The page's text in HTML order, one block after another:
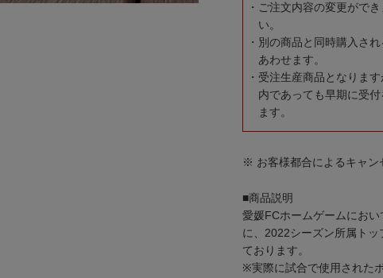
ご注文内容の変更がで
い。
別の商品と同時購入さ
あわせます。
受注生産商品となりま
内であっても早期に受
ます。
※ お客様都合によるキャン
■商品説明
愛媛FCホームゲームにお
に、2022シーズン所属ト
ております。
※実際に試合で使用された